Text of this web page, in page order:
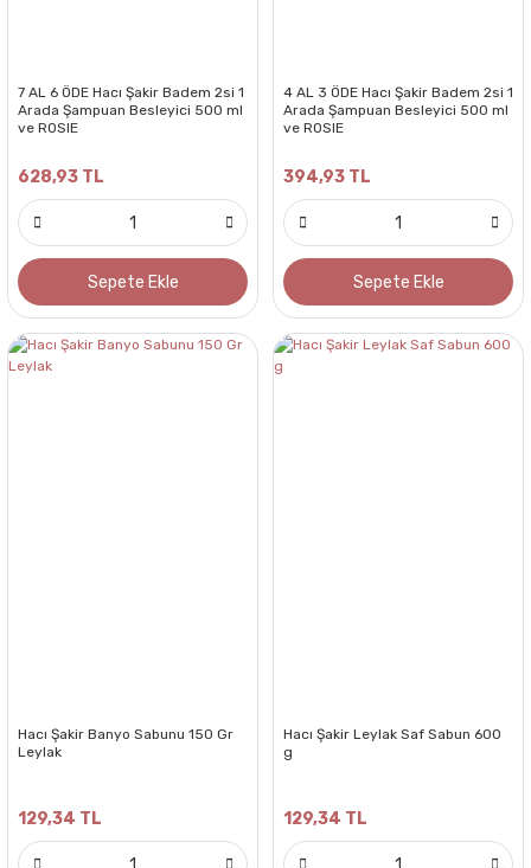
7 AL 6 ÖDE Hacı Şakir Badem 2si 1
Arada Şampuan Besleyici 500 ml
ve ROSIE
628,93 TL
Sepete Ekle
4 AL 3 ÖDE Hacı Şakir Badem 2si 1
Arada Şampuan Besleyici 500 ml
ve ROSIE
394,93 TL
Sepete Ekle
Hacı Şakir Banyo Sabunu 150 Gr
Leylak
129,34 TL
Hacı Şakir Leylak Saf Sabun 600
g
129,34 TL